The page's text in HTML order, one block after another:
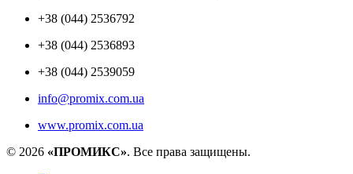
+38 (044) 2536792
+38 (044) 2536893
+38 (044) 2539059
info@promix.com.ua
www.promix.com.ua
© 2026 «ПРОМИКС». Все права защищены.